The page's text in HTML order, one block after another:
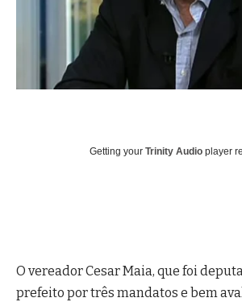
Getting your Trinity Audio player
O vereador Cesar Maia, que foi
prefeito por três mandatos e bem